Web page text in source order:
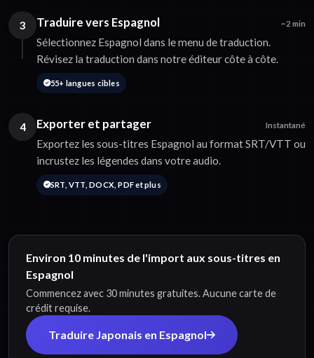
3 Traduire vers Espagnol ~2 min
Sélectionnez Espagnol dans le menu de traduction.
Révisez la traduction dans notre éditeur côte à côte.
55+ langues cibles
4 Exporter et partager Instantané
Exportez les sous-titres Espagnol au format SRT/VTT ou
incrustez les légendes dans votre audio.
SRT, VTT, DOCX, PDF et plus
Environ 10 minutes de l'import aux sous-titres en
Espagnol
Commencez avec 30 minutes gratuites. Aucune carte de
crédit requise.
Traduire Japonais en Espagnol